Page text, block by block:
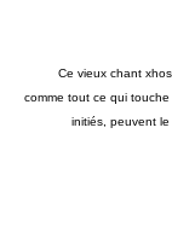
Ce vieux chant
comme tout ce qui
initiés, peuvent